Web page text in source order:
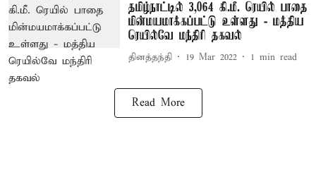
தமிழ்நாட்டில் 3,064 கி.மீ. ரெயில் பாதை
மின்மயமாக்கப்பட்டு உள்ளது - மத்திய
ரெயில்வே மந்திரி தகவல்
தினத்தந்தி 19 Mar 2022 1 min read
Read More